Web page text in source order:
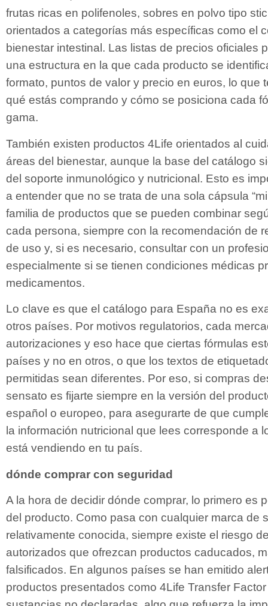
frutas ricas en polifenoles, sobres en polvo tipo
orientados a categorías más específicas como el
bienestar intestinal. Las listas de precios oficiales
una estructura en la que cada producto se
formato, puntos de valor y precio en euros, lo que
qué estás comprando y cómo se posiciona cada
gama.
También existen productos 4Life orientados al
áreas del bienestar, aunque la base del catálogo
del soporte inmunológico y nutricional. Esto es
a entender que no se trata de una sola cápsula
familia de productos que se pueden combinar
cada persona, siempre con la recomendación de
de uso y, si es necesario, consultar con un
especialmente si se tienen condiciones médicas
medicamentos.
Lo clave es que el catálogo para España no es
otros países. Por motivos regulatorios, cada
autorizaciones y eso hace que ciertas fórmulas
países y no en otros, o que los textos de
permitidas sean diferentes. Por eso, si compras
sensato es fijarte siempre en la versión del
español o europeo, para asegurarte de que
la información nutricional que lees corresponde a
está vendiendo en tu país.
dónde comprar con seguridad
A la hora de decidir dónde comprar, lo primero es
del producto. Como pasa con cualquier marca de
relativamente conocida, siempre existe el riesgo
autorizados que ofrezcan productos caducados,
falsificados. En algunos países se han emitido
productos presentados como 4Life Transfer